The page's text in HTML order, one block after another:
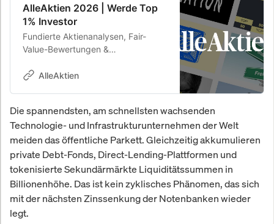
AlleAktien 2026 | Werde Top
1% Investor
Fundierte Aktienanalysen, Fair-
Value-Bewertungen &
p.a. seit 2010.
AlleAktien
Die spannendsten, am schnellsten wachsenden
Technologie- und Infrastrukturunternehmen der Welt
meiden das öffentliche Parkett. Gleichzeitig akkumulieren
private Debt-Fonds, Direct-Lending-Plattformen und
tokenisierte Sekundärmärkte Liquiditätssummen in
Billionenhöhe. Das ist kein zyklisches Phänomen, das sich
mit der nächsten Zinssenkung der Notenbanken wieder
legt.